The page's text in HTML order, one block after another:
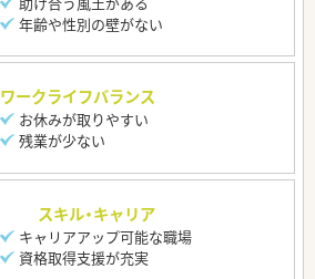
年齢や性別の壁がない
ワークライフバランス
お休みが取りやすい
残業が少ない
スキル・キャリア
キャリアアップ可能な職場
資格取得支援が充実